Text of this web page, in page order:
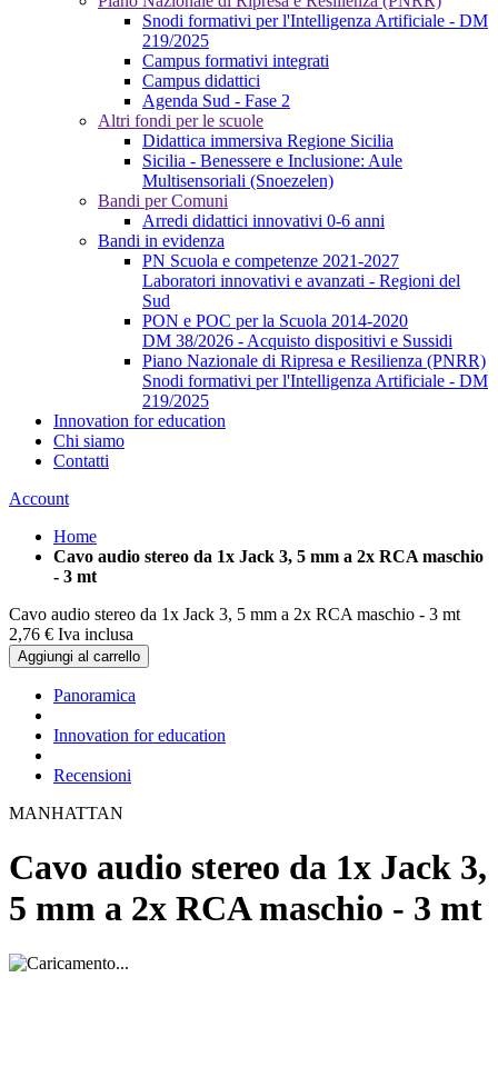
Snodi formativi per l'Intelligenza Artificiale - DM
219/2025
Campus formativi integrati
Campus didattici
Agenda Sud - Fase 2
Altri fondi per le scuole
Didattica immersiva Regione Sicilia
Sicilia - Benessere e Inclusione: Aule
Multisensoriali (Snoezelen)
Bandi per Comuni
Arredi didattici innovativi 0-6 anni
Bandi in evidenza
PN Scuola e competenze 2021-2027
Laboratori innovativi e avanzati - Regioni del
Sud
PON e POC per la Scuola 2014-2020
DM 38/2026 - Acquisto dispositivi e Sussidi
Piano Nazionale di Ripresa e Resilienza (PNRR)
Snodi formativi per l'Intelligenza Artificiale - DM
219/2025
Innovation for education
Chi siamo
Contatti
Account
Home
Cavo audio stereo da 1x Jack 3, 5 mm a 2x RCA maschio
- 3 mt
Cavo audio stereo da 1x Jack 3, 5 mm a 2x RCA maschio - 3 mt
2,76 € Iva inclusa
Aggiungi al carrello
Panoramica
Innovation for education
Recensioni
MANHATTAN
Cavo audio stereo da 1x Jack 3,
5 mm a 2x RCA maschio - 3 mt